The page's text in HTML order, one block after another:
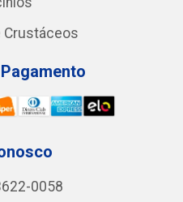
Crustáceos
0058